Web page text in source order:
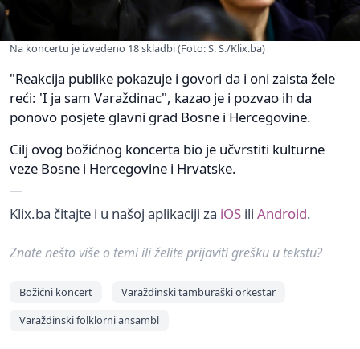
Na koncertu je izvedeno 18 skladbi (Foto: S. S./Klix.ba)
"Reakcija publike pokazuje i govori da i oni zaista žele
reći: 'I ja sam Varaždinac", kazao je i pozvao ih da
ponovo posjete glavni grad Bosne i Hercegovine.
Cilj ovog božićnog koncerta bio je učvrstiti kulturne
veze Bosne i Hercegovine i Hrvatske.
Klix.ba čitajte i u našoj aplikaciji za iOS ili Android.
Znate nešto više o temi ili želite prijaviti grešku u tekstu?
Božićni koncert
Varaždinski tamburaški orkestar
Varaždinski folklorni ansambl